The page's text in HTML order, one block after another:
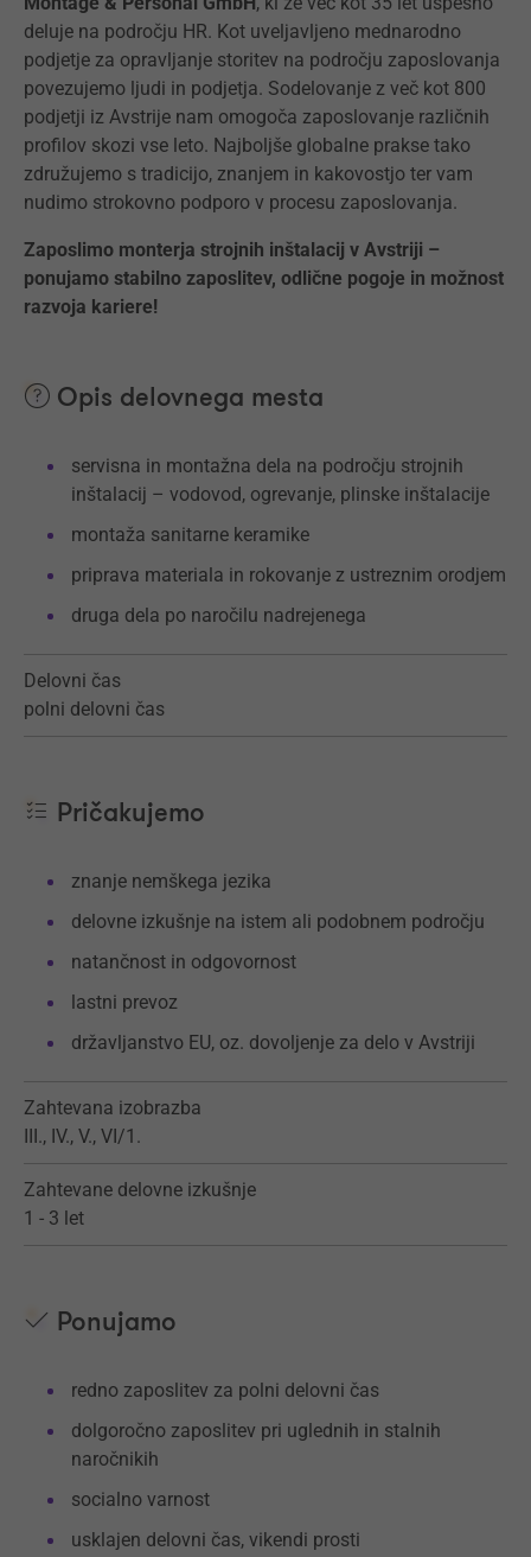
deluje na področju HR. Kot uveljavljeno mednarodno
podjetje za opravljanje storitev na področju zaposlovanja
povezujemo ljudi in podjetja. Sodelovanje z več kot 800
podjetji iz Avstrije nam omogoča zaposlovanje različnih
profilov skozi vse leto. Najboljše globalne prakse tako
združujemo s tradicijo, znanjem in kakovostjo ter vam
nudimo strokovno podporo v procesu zaposlovanja.
Zaposlimo monterja strojnih inštalacij v Avstriji –
ponujamo stabilno zaposlitev, odlične pogoje in možnost
razvoja kariere!
Opis delovnega mesta
servisna in montažna dela na področju strojnih
inštalacij – vodovod, ogrevanje, plinske inštalacije
montaža sanitarne keramike
priprava materiala in rokovanje z ustreznim orodjem
druga dela po naročilu nadrejenega
Delovni čas
polni delovni čas
Pričakujemo
znanje nemškega jezika
delovne izkušnje na istem ali podobnem področju
natančnost in odgovornost
lastni prevoz
državljanstvo EU, oz. dovoljenje za delo v Avstriji
Zahtevana izobrazba
III., IV., V., VI/1.
Zahtevane delovne izkušnje
1 - 3 let
Ponujamo
redno zaposlitev za polni delovni čas
dolgoročno zaposlitev pri uglednih in stalnih
naročnikih
socialno varnost
usklajen delovni čas, vikendi prosti